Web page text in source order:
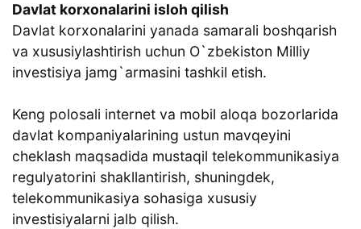
Davlat korxonalarini isloh qilish
Davlat korxonalarini yanada samarali boshqarish
va xususiylashtirish uchun O`zbekiston Milliy
investisiya jamg`armasini tashkil etish.
Keng polosali internet va mobil aloqa bozorlarida
davlat kompaniyalarining ustun mavqeyini
cheklash maqsadida mustaqil telekommunikasiya
regulyatorini shakllantirish, shuningdek,
telekommunikasiya sohasiga xususiy
investisiyalarni jalb qilish.